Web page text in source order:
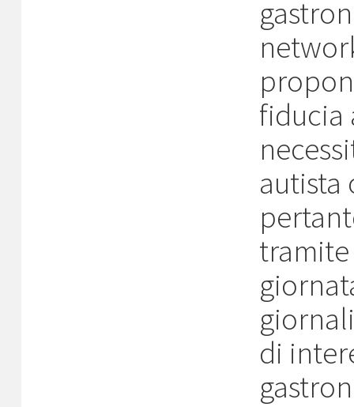
fiducia
autista
di